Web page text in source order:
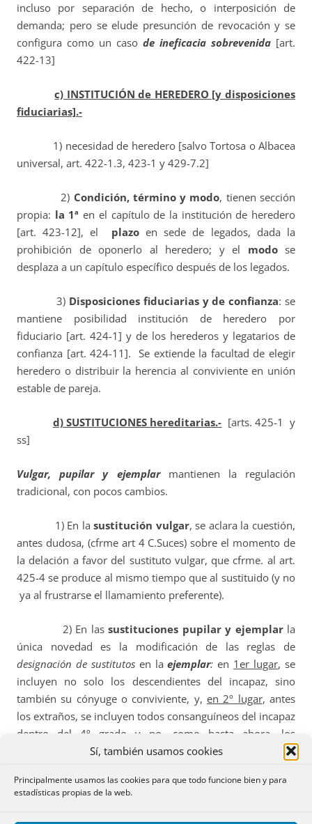
Sí, también usamos cookies
Principalmente usamos las cookies para que todo funcione bien y para
estadísticas propias de la web.
incluso por separación de hecho, o interposición de
demanda; pero se elude presunción de revocación y se
configura como un caso de ineficacia sobrevenida [art.
422-13]
c) INSTITUCIÓN de HEREDERO [y disposiciones
fiduciarias].-
1) necesidad de heredero [salvo Tortosa o Albacea
universal, art. 422-1.3, 423-1 y 429-7.2]
2) Condición, término y modo, tienen sección
propia: la 1ª en el capítulo de la institución de heredero
[art. 423-12], el plazoen sede de legados, dada la
prohibición de oponerlo al heredero; y el modose
desplaza a un capítulo específico después de los legados.
3) Disposiciones fiduciarias y de confianza: se
mantiene posibilidad institución de heredero por
fiduciario [art. 424-1] y de los herederos y legatarios de
confianza [art. 424-11]. Se extiende la facultad de elegir
heredero o distribuir la herencia al conviviente en unión
estable de pareja.
d) SUSTITUCIONES hereditarias.- [arts. 425-1 y
ss]
Vulgar, pupilar y ejemplarmantienen la regulación
tradicional, con pocos cambios.
1) En lasustitución vulgar, se aclara la cuestión,
antes dudosa, (cfrme art 4 C.Suces) sobre el momento de
la delación a favor del sustituto vulgar, que cfrme. al art.
425-4 se produce al mismo tiempo que al sustituido (y no
ya al frustrarse el llamamiento preferente).
2) En lassustituciones pupilar y ejemplarla
única novedad es la modificación de las reglas de
designación de sustitutosen laejemplar: en 1er lugar, se
incluyen no solo los descendientes del incapaz, sino
también su cónyuge o conviviente, y, en 2º lugar, antes
los extraños, se incluyen todos consanguíneos del incapaz
dentro del 4º grado y no, como hasta ahora, los
descendientes del testador, que podría ser que no fuesen
favor del tutor o cuidador.
e) FIDEICOMISOS.-Revisión a fondo de la